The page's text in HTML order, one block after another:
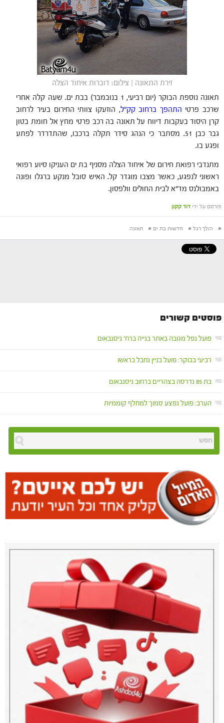
זירת התאונה | צילום: דוברות איחוד הצלה
תאונה נוספת הבוקר (יום רביעי, 1 בנובמבר) בבת ים. שעה קלה אחרי
שרכב פרטי התהפך ברחוב קק"ל, הוזעקו צוותי החירום בעיר לרחוב
קרן היסוד בעקבות דיווח על תאונה בה רכב פרטי מחץ אל חומת בטון
גבר כבן 51. מסתבר כי הנהג סידר תקלה ברכבו, שהתדרדר לפתע
ופגע בו.
מתנדבי רפואת חירום של איחוד הצלה מסניף בת ים העניקו סיוע רפואי
ראשוני לנפגע, כאשר מצבו מוגדר קל. האיש סובל מנקע ברגלו ופונה
באמבולנס מד"א לבית החולים וולפסון.
פורסם על ידי דוד קקון
# הולך רגל # חדשות בת ים # תאונה
פוסטים קשורים
פועל נפל מגובה באתר בנייה ברח' ניסנבאום
רביעי בבוקר: פועל בניין נחבל בראשו
בת 85 נדרסה בצהריים ברחוב ניסנבאום
הערב: פועל נפצע סמוך למחלף קוממיות